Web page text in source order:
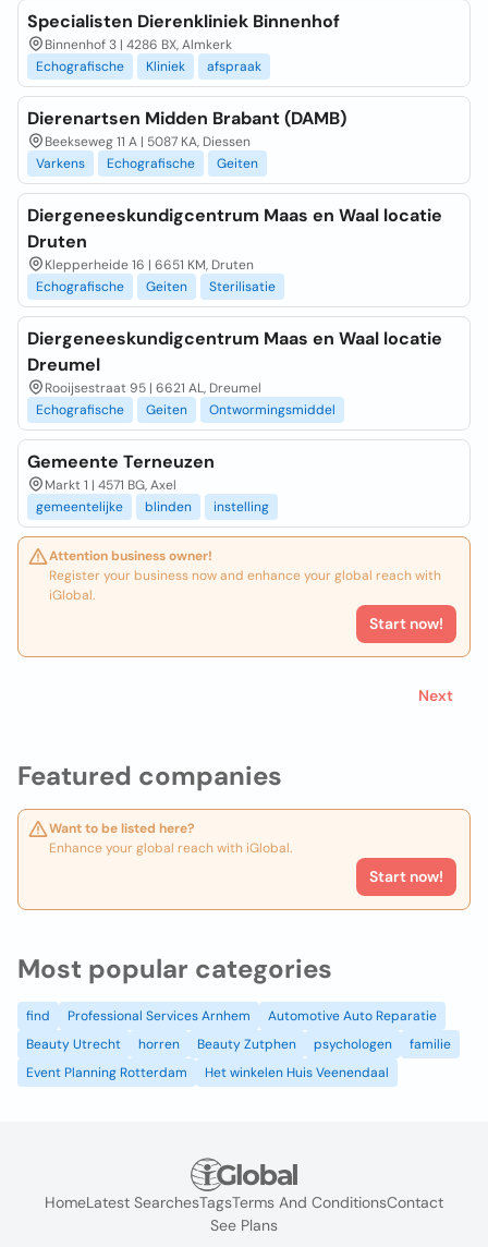
Featured companies
Want to be listed here?
Enhance your global reach with iGlobal.
Start now!
Specialisten Dierenkliniek Binnenhof
Binnenhof 3 | 4286 BX, Almkerk
Echografische
Kliniek afspraak
Dierenartsen Midden Brabant (DAMB)
Beekseweg 11 A | 5087 KA, Diessen
Varkens
Echografische Geiten
Diergeneeskundigcentrum Maas en Waal locatie
Druten
Klepperheide 16 | 6651 KM, Druten
Echografische
Geiten Sterilisatie
Diergeneeskundigcentrum Maas en Waal locatie
Dreumel
Rooijsestraat 95 | 6621 AL, Dreumel
Echografische
Geiten Ontwormingsmiddel
Gemeente Terneuzen
Markt 1 | 4571 BG, Axel
gemeentelijke
blinden instelling
Attention business owner!
Register your business now and enhance your global reach with
iGlobal.
Start now!
Next
Most popular categories
find Professional Services Arnhem
Automotive Auto Reparatie
Beauty Utrecht
horren Beauty Zutphen psychologen
familie
Event Planning Rotterdam
Het winkelen Huis Veenendaal
HomeLatest SearchesTagsTerms And ConditionsContact
See Plans